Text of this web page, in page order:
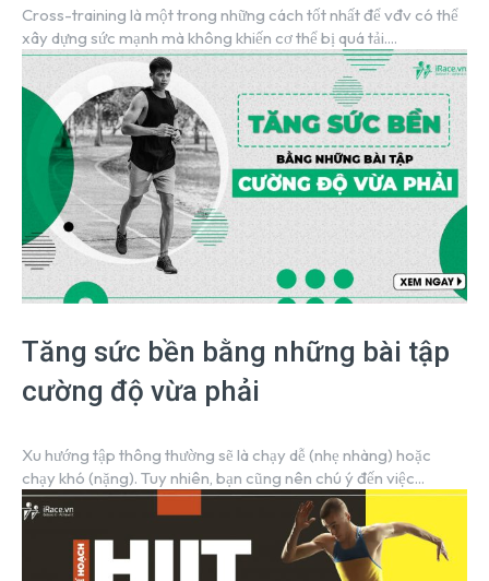
Cross-training là một trong những cách tốt nhất để vđv có thể
xây dựng sức mạnh mà không khiến cơ thể bị quá tải....
Tăng sức bền bằng những bài tập
cường độ vừa phải
Xu hướng tập thông thường sẽ là chạy dễ (nhẹ nhàng) hoặc
chạy khó (nặng). Tuy nhiên, bạn cũng nên chú ý đến việc...